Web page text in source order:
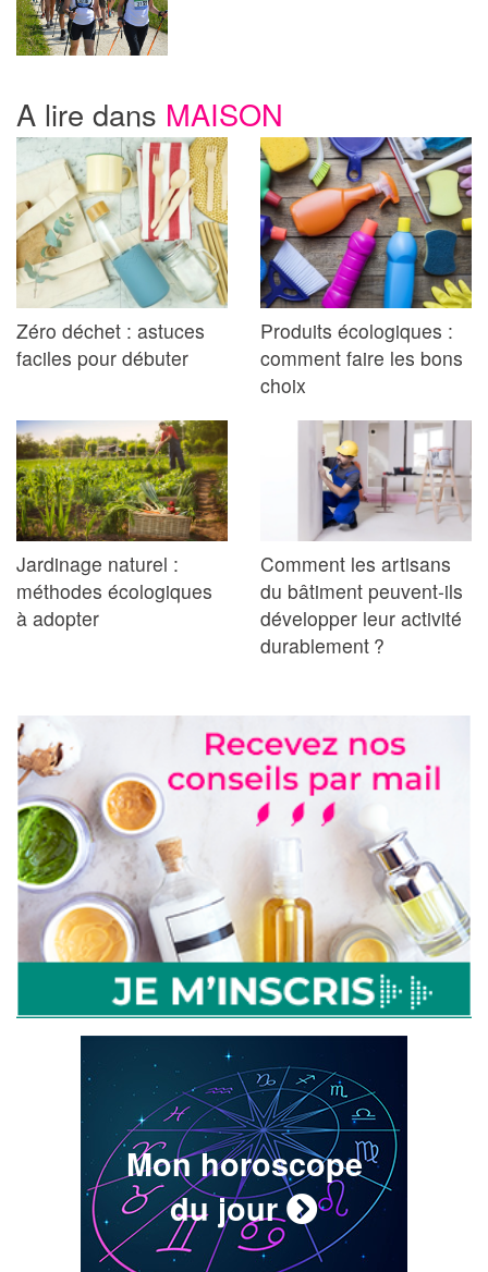
A lire dans MAISON
Zéro déchet : astuces
faciles pour débuter
Produits écologiques :
comment faire les bons
choix
Jardinage naturel :
méthodes écologiques
à adopter
Comment les artisans
du bâtiment peuvent-ils
développer leur activité
durablement ?
Mon horoscope
du jour